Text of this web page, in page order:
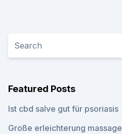
Featured Posts
Ist cbd salve gut für psoriasis
Große erleichterung